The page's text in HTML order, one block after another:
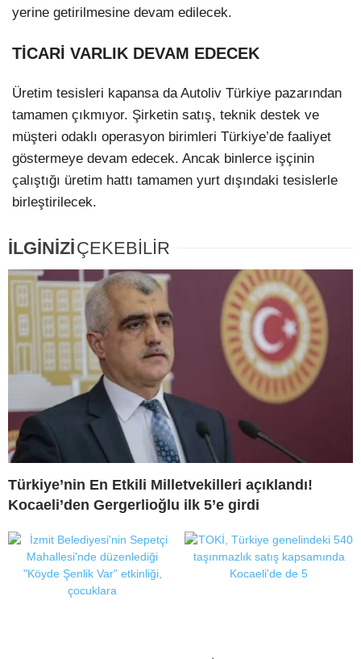
yerine getirilmesine devam edilecek.
TİCARİ VARLIK DEVAM EDECEK
Üretim tesisleri kapansa da Autoliv Türkiye pazarından
tamamen çıkmıyor. Şirketin satış, teknik destek ve
müşteri odaklı operasyon birimleri Türkiye’de faaliyet
göstermeye devam edecek. Ancak binlerce işçinin
çalıştığı üretim hattı tamamen yurt dışındaki tesislerle
birleştirilecek.
İLGİNİZİÇEKEBİLİR
Türkiye’nin En Etkili Milletvekilleri açıklandı!
Kocaeli’den Gergerlioğlu ilk 5’e girdi